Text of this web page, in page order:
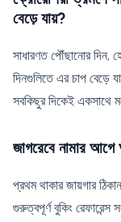
বেড়ে যায়?
সাধারণত পৌঁছানোর দিন,
দিনগুলিতে এর চাপ বেড়ে
সবকিছুর দিকেই একসাথে
জাগরেবে নামার
প্রথম থাকার জায়গার
গুরুত্বপূর্ণ বুকিং